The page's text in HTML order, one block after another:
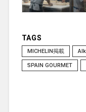
TAGS
MICHELIN掲載
SPAIN GOURMET